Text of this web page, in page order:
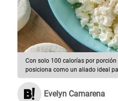
Con solo 100 calorías por
posiciona como un aliado ideal
Evelyn Camarena